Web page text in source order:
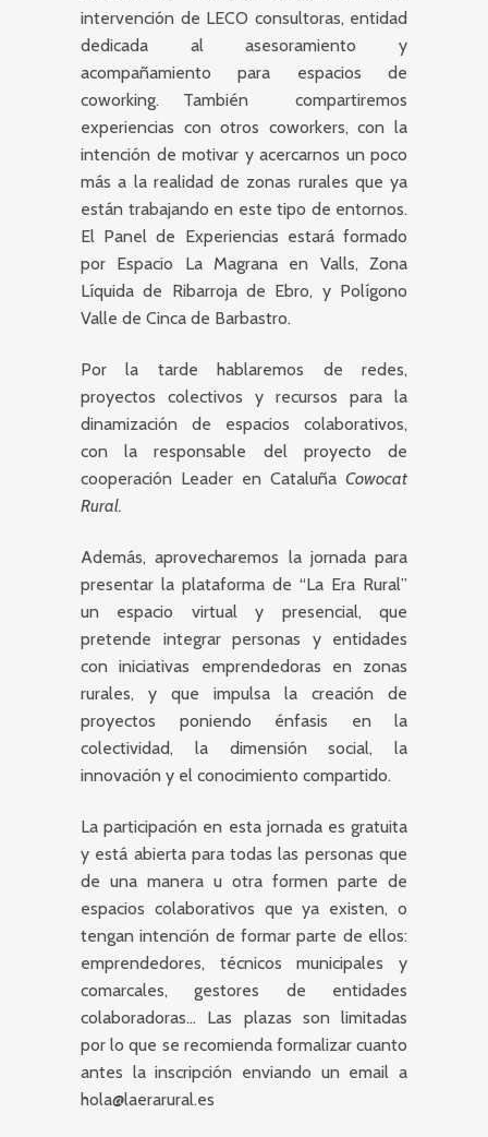
intervención de LECO consultoras, entidad
dedicada al asesoramiento y
acompañamiento para espacios de
coworking. También compartiremos
experiencias con otros coworkers, con la
intención de motivar y acercarnos un poco
más a la realidad de zonas rurales que ya
están trabajando en este tipo de entornos.
El Panel de Experiencias estará formado
por Espacio La Magrana en Valls, Zona
Líquida de Ribarroja de Ebro, y Polígono
Valle de Cinca de Barbastro.
Por la tarde hablaremos de redes,
proyectos colectivos y recursos para la
dinamización de espacios colaborativos,
con la responsable del proyecto de
cooperación Leader en Cataluña Cowocat
Rural.
Además, aprovecharemos la jornada para
presentar la plataforma de “La Era Rural”
un espacio virtual y presencial, que
pretende integrar personas y entidades
con iniciativas emprendedoras en zonas
rurales, y que impulsa la creación de
proyectos poniendo énfasis en la
colectividad, la dimensión social, la
innovación y el conocimiento compartido.
La participación en esta jornada es gratuita
y está abierta para todas las personas que
de una manera u otra formen parte de
espacios colaborativos que ya existen, o
tengan intención de formar parte de ellos:
emprendedores, técnicos municipales y
comarcales, gestores de entidades
colaboradoras… Las plazas son limitadas
por lo que se recomienda formalizar cuanto
antes la inscripción enviando un email a
hola@laerarural.es